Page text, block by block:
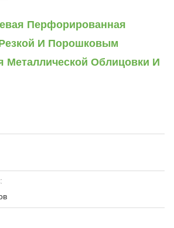
Перфорированная
И Порошковым
Металлической Облицовки И